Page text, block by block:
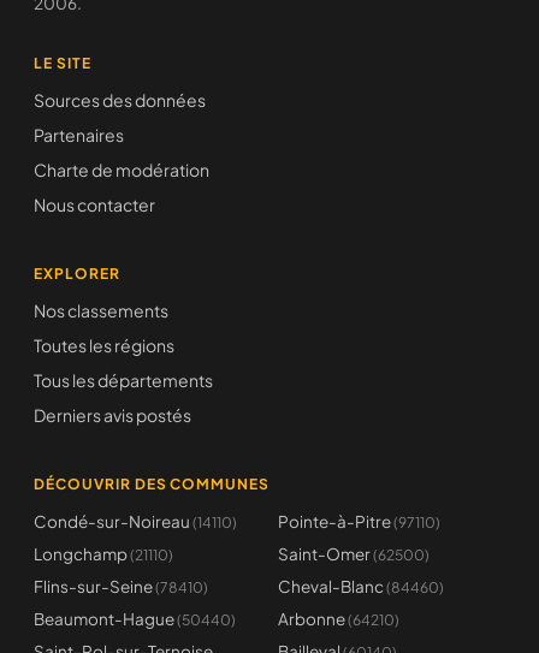
LE SITE
Sources des données
Partenaires
Charte de modération
Nous contacter
EXPLORER
Nos classements
Toutes les régions
Tous les départements
Derniers avis postés
DÉCOUVRIR DES COMMUNES
Condé-sur-Noireau (14110) Pointe-à-Pitre(97110)
Longchamp(21110) Saint-Omer(62500)
Flins-sur-Seine(78410) Cheval-Blanc (84460)
Beaumont-Hague(50440) Arbonne(64210)